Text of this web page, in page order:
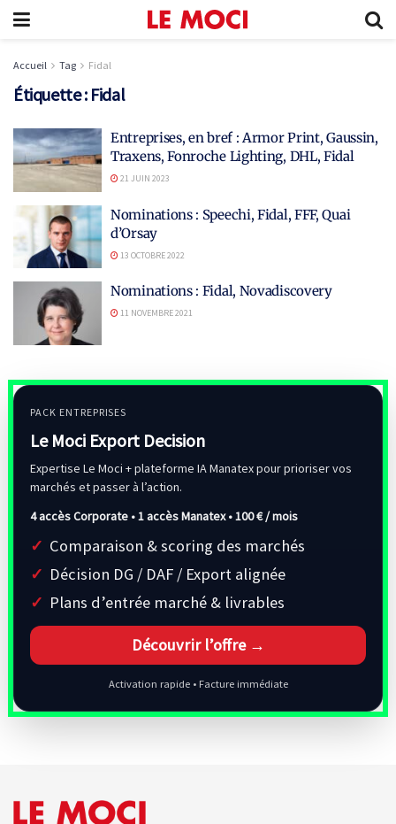
Accueil Tag Fidal
Étiquette : Fidal
Entreprises, en bref : Armor Print, Gaussin,
Traxens, Fonroche Lighting, DHL, Fidal
21 JUIN 2023
Nominations : Speechi, Fidal, FFF, Quai
d’Orsay
13 OCTOBRE 2022
Nominations : Fidal, Novadiscovery
11 NOVEMBRE 2021
PACK ENTREPRISES
Le Moci Export Decision
Expertise Le Moci + plateforme IA Manatex pour prioriser vos
marchés et passer à l’action.
4 accès Corporate • 1 accès Manatex •100 € / mois
Comparaison & scoring des marchés
Décision DG / DAF / Export alignée
Plans d’entrée marché & livrables
Découvrir l’offre →
Activation rapide • Facture immédiate